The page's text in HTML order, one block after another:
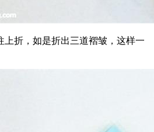
折，如是折出三道褶皱，这样一